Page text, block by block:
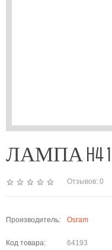
ЛАМПА H4 12V
Отзывов: 0
Производитель: Osram
Код товара: 64193